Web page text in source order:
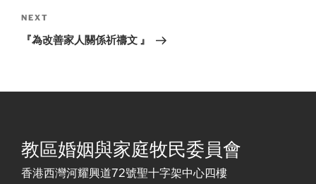
Next
Post
NEXT
『為改善家人關係祈禱文 』
教區婚姻與家庭牧民委員會
香港西灣河耀興道72號聖十字架中心四樓